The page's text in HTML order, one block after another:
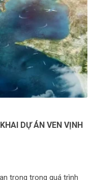
DỰ ÁN VEN VỊNH
trọng trong quá trình